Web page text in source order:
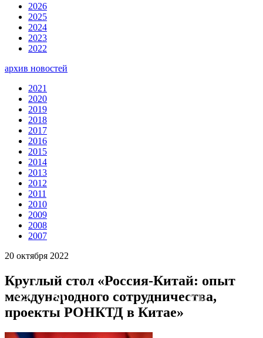
Ru En
2026
2025
2024
2023
2022
архив новостей
2021
2020
2019
2018
2017
2016
2015
2014
2013
2012
2011
2010
2009
2008
2007
20 октября 2022
Круглый стол «Россия-Китай: опыт
международного сотрудничества,
проекты РОНКТД в Китае»